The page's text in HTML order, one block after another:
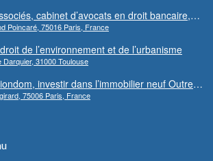
cabinet d’avocats en droit bancaire,
et escroqueries financières
Poincaré, 75016 Paris, France
de l’environnement et de l’urbanisme
Darquier, 31000 Toulouse
investir dans l’immobilier neuf Outre-
75006 Paris, France